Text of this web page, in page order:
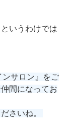
いうわけでは
ンサロン』をご
間になってお
さいね。